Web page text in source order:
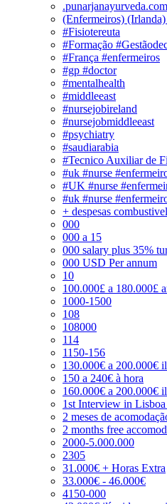
(Enfermeiros)
#Fisiotereuta
#Formação
#França #enfermeiros
#gp #doctor
#mentalhealth
#middleeast
#nursejobireland
#nursejobmiddleeast
#psychiatry
#saudiarabia
#Tecnico Auxiliar de
#uk #nurse
#UK #nurse
#uk #nurse
+ despesas combustivel
000
000 a 15
000 salary plus 35%
000 USD Per annum
10
100.000£ a 180.000£
1000-1500
108
108000
114
1150-156
130.000€ a 200.000€
150 a 240€ à hora
160.000€ a 200.000€
1st Interview in
2 meses de
2 months free
2000-5.000.000
2305
31.000€ + Horas Extra
33.000€ - 46.000€
4150-000